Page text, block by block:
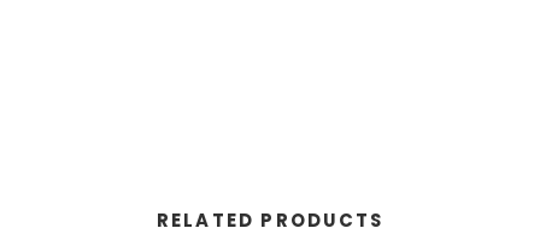
RELATED PRODUCTS